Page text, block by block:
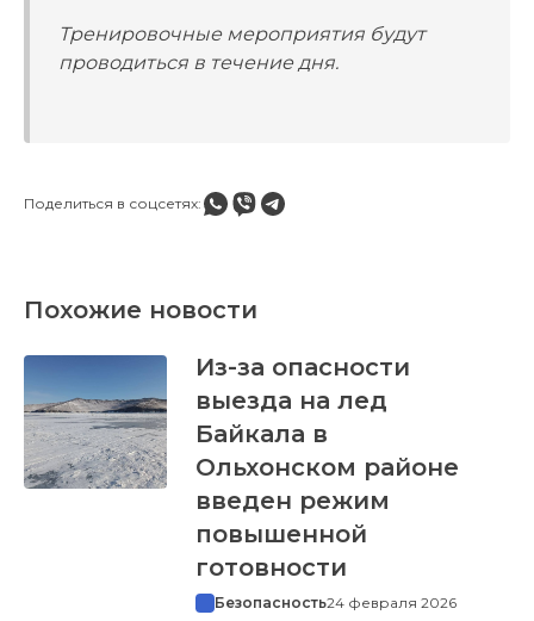
Тренировочные мероприятия будут
проводиться в течение дня.
Поделиться в соцсетях:
Похожие новости
Из-за опасности
выезда на лед
Байкала в
Ольхонском районе
введен режим
повышенной
готовности
Безопасность24 февраля 2026